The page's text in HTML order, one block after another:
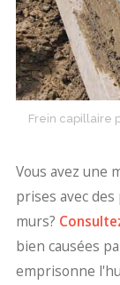
Frein capillaire
Vous avez une
prises avec
murs?
bien causées
emprisonne